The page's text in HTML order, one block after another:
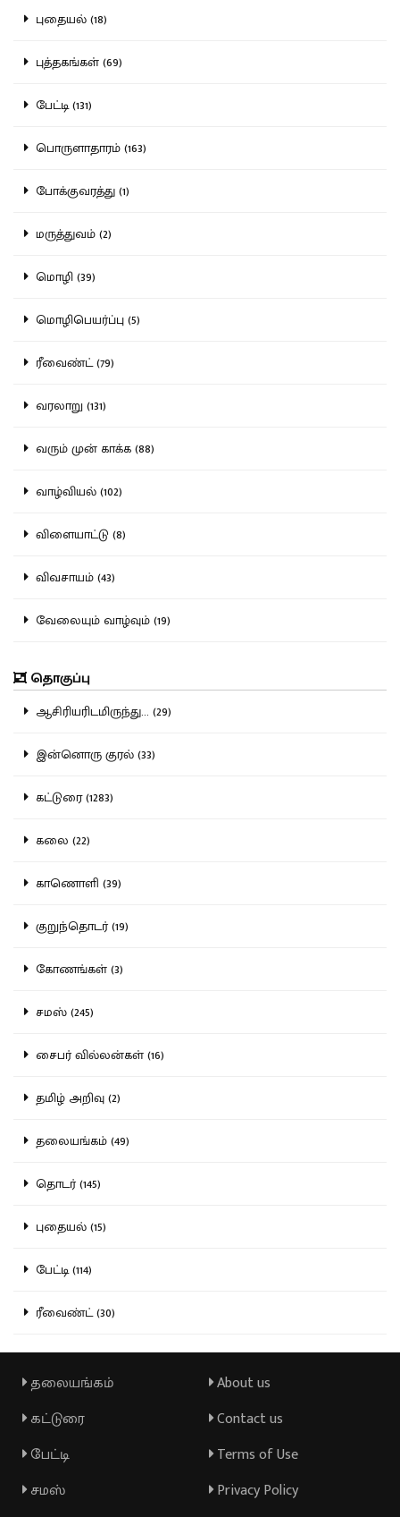
புதையல் (18)
புத்தகங்கள் (69)
பேட்டி (131)
பொருளாதாரம் (163)
போக்குவரத்து (1)
மருத்துவம் (2)
மொழி (39)
மொழிபெயர்ப்பு (5)
ரீவைண்ட் (79)
வரலாறு (131)
வரும் முன் காக்க (88)
வாழ்வியல் (102)
விளையாட்டு (8)
விவசாயம் (43)
வேலையும் வாழ்வும் (19)
தொகுப்பு
ஆசிரியரிடமிருந்து... (29)
இன்னொரு குரல் (33)
கட்டுரை (1283)
கலை (22)
காணொளி (39)
குறுந்தொடர் (19)
கோணங்கள் (3)
சமஸ் (245)
சைபர் வில்லன்கள் (16)
தமிழ் அறிவு (2)
தலையங்கம் (49)
தொடர் (145)
புதையல் (15)
பேட்டி (114)
ரீவைண்ட் (30)
தலையங்கம்
கட்டுரை
பேட்டி
சமஸ்
About us
Contact us
Terms of Use
Privacy Policy